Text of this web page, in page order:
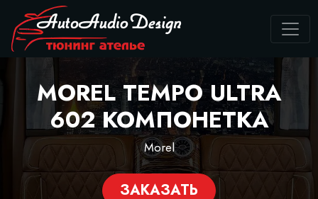
MOREL TEMPO ULTRA
602 КОМПОНЕТКА
Morel
ЗАКАЗАТЬ